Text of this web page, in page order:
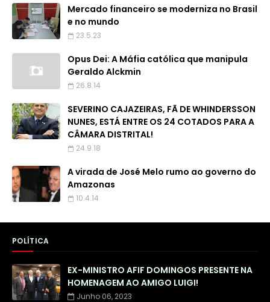
Mercado financeiro se moderniza no Brasil
e no mundo
23.5.23
Opus Dei: A Máfia católica que manipula
Geraldo Alckmin
26.8.14
SEVERINO CAJAZEIRAS, FÃ DE WHINDERSSON
NUNES, ESTÁ ENTRE OS 24 COTADOS PARA A
CÂMARA DISTRITAL!
24.9.18
A virada de José Melo rumo ao governo do
Amazonas
10.4.14
POLÍTICA
EX-MINISTRO AFIF DOMINGOS PRESENTE NA
HOMENAGEM AO AMIGO LUIGI!
Junho 06, 2023